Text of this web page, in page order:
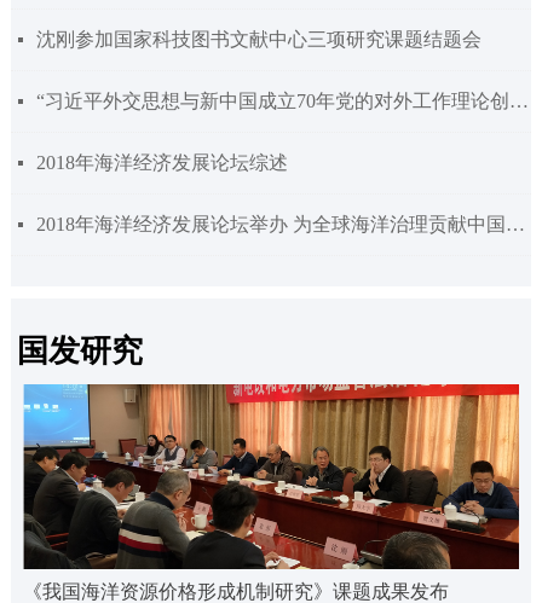
《我国海洋资源价格形成机制研究》课题成果发布
国发研究
넷 沈刚参加国家科技图书文献中心三项研究课题结题会
넷 “习近平外交思想与新中国成立70年党的对外工作理论创新研讨会”在京举行
넷 2018年海洋经济发展论坛综述
넷 2018年海洋经济发展论坛举办 为全球海洋治理贡献中国智慧